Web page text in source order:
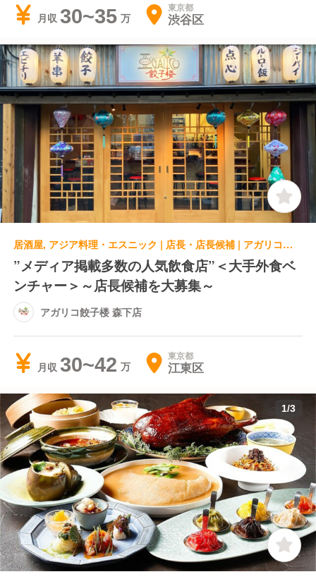
月収 30~35 東京都
渋谷区
居酒屋, アジア料理・エスニック | 店長・店長候補 | アガリコ餃子楼 森下店
”メディア掲載多数の人気飲食店”＜大手外食ベ
ンチャー＞～店長候補を大募集～
アガリコ餃子楼 森下店
月収 30~42 東京都
江東区
1/3